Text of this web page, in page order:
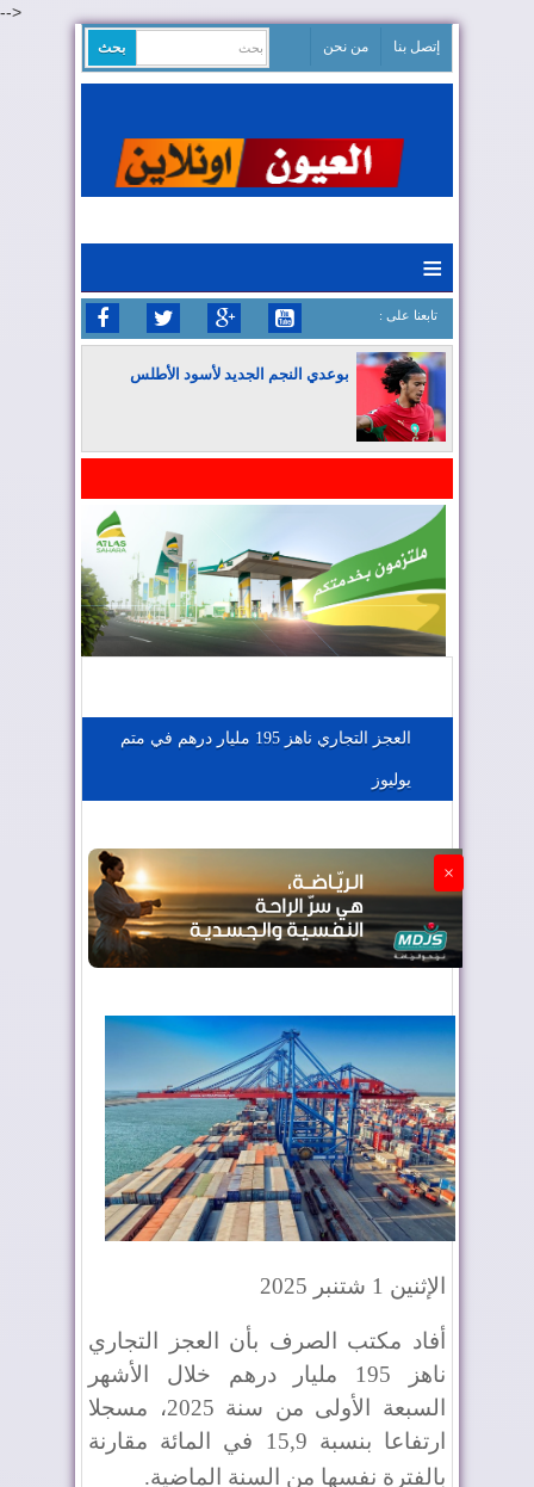
-->
إتصل بنا من نحن
≡
: تابعنا على
بوعدي النجم الجديد لأسود الأطلس
المغرب يعزز موقعه في صناعة الطيران
الجزائر تستسلم لفرنسا
العجز التجاري ناهز 195 مليار درهم في متم
يوليوز
×
الإثنين 1 شتنبر 2025
أفاد مكتب الصرف بأن العجز التجاري
ناهز 195 مليار درهم خلال الأشهر
السبعة الأولى من سنة 2025، مسجلا
ارتفاعا بنسبة 15,9 في المائة مقارنة
بالفترة نفسها من السنة الماضية.